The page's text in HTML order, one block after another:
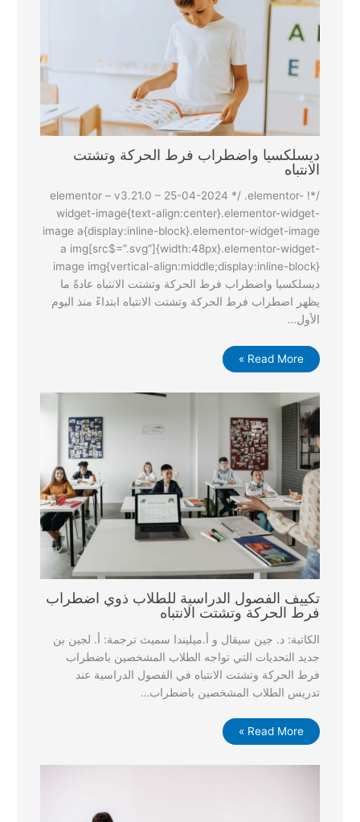
ديسلكسيا واضطراب فرط الحركة وتشتت
الانتباه
/*! elementor – v3.21.0 – 25-04-2024 */ .elementor-
widget-image{text-align:center}.elementor-widget-
image a{display:inline-block}.elementor-widget-image
a img[src$=”.svg”]{width:48px}.elementor-widget-
image img{vertical-align:middle;display:inline-block}
ديسلكسيا واضطراب فرط الحركة وتشتت الانتباه عادةً ما
يظهر اضطراب فرط الحركة وتشتت الانتباه ابتداءً منذ اليوم
الأول…
Read More »
تكييف الفصول الدراسية للطلاب ذوي اضطراب
فرط الحركة وتشتت الانتباه
الكاتبة: د. جين سيقال و أ.ميليندا سميث ترجمة: أ. لجين بن
جديد التحديات التي تواجه الطلاب المشخصين باضطراب
فرط الحركة وتشتت الانتباه في الفصول الدراسية عند
تدريس الطلاب المشخصين باضطراب…
Read More »